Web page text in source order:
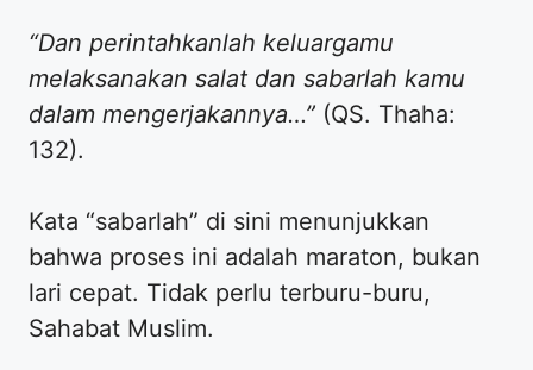
“Dan perintahkanlah keluargamu
melaksanakan salat dan sabarlah kamu
dalam mengerjakannya…” (QS. Thaha:
132).
​Kata “sabarlah” di sini menunjukkan
bahwa proses ini adalah maraton, bukan
lari cepat. Tidak perlu terburu-buru,
Sahabat Muslim.